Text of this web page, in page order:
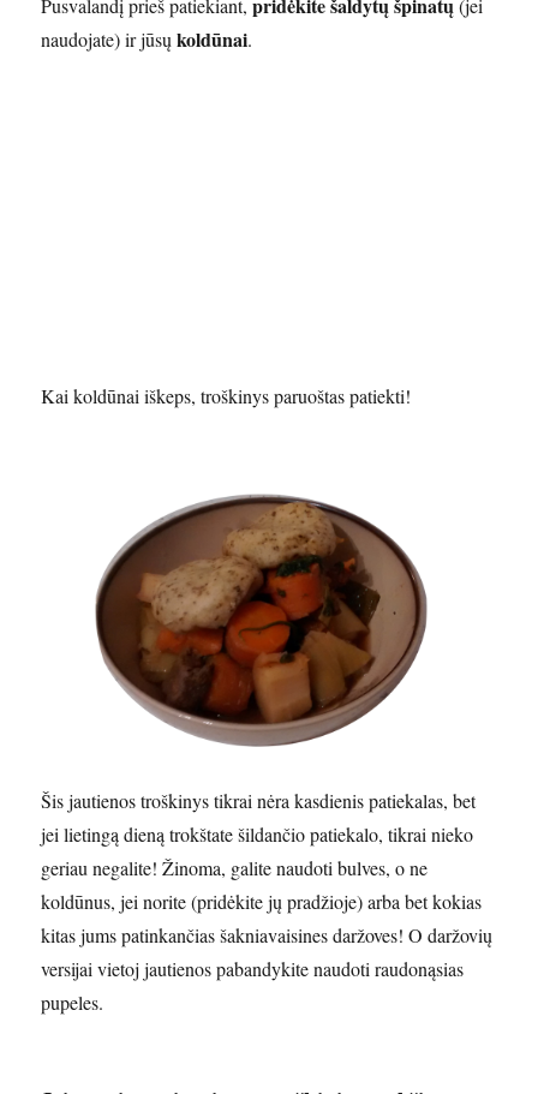
Pusvalandį prieš patiekiant,pridėkite šaldytų špinatų(jei
naudojate) ir jūsųkoldūnai.
Kai koldūnai iškeps, troškinys paruoštas patiekti!
Šis jautienos troškinys tikrai nėra kasdienis patiekalas, bet
jei lietingą dieną trokštate šildančio patiekalo, tikrai nieko
geriau negalite! Žinoma, galite naudoti bulves, o ne
koldūnus, jei norite (pridėkite jų pradžioje) arba bet kokias
kitas jums patinkančias šakniavaisines daržoves! O daržovių
versijai vietoj jautienos pabandykite naudoti raudonąsias
pupeles.